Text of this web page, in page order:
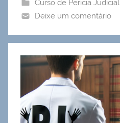
Curso de Perícia Judicial
Deixe um comentário